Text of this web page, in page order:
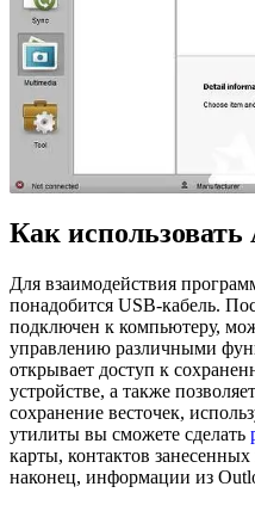
Как
Для взаимодействия
понадобится USB-кабель.
подключен к компьютеру,
управлению различными
открывает доступ к
устройстве, а также
сохранение весточек,
утилиты вы сможете сделать
карты, контактов
наконец, информации из